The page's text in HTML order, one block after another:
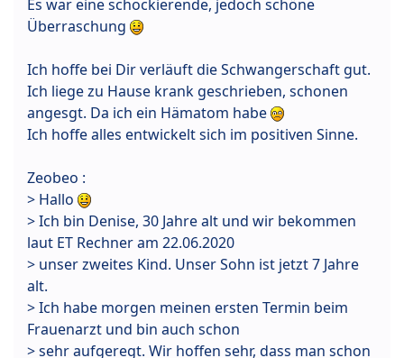
Es war eine schockierende, jedoch schöne
Überraschung
Ich hoffe bei Dir verläuft die Schwangerschaft gut.
Ich liege zu Hause krank geschrieben, schonen
angesgt. Da ich ein Hämatom habe
Ich hoffe alles entwickelt sich im positiven Sinne.
Zeobeo :
> Hallo
> Ich bin Denise, 30 Jahre alt und wir bekommen
laut ET Rechner am 22.06.2020
> unser zweites Kind. Unser Sohn ist jetzt 7 Jahre
alt.
> Ich habe morgen meinen ersten Termin beim
Frauenarzt und bin auch schon
> sehr aufgeregt. Wir hoffen sehr, dass man schon